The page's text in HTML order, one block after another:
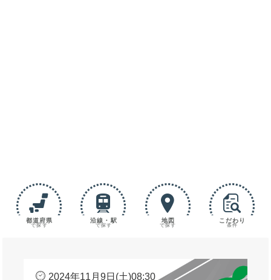
都道府県
で探す
沿線・駅
で探す
地図
で探す
こだわり
条件
2024年11月9日(土)08:30